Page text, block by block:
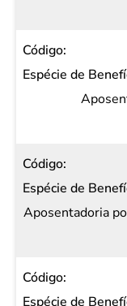
Aposentadoria